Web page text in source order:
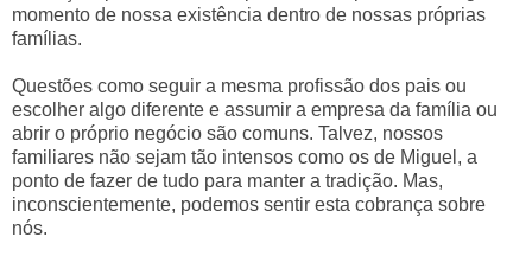
momento de nossa existência dentro de nossas próprias
famílias.
Questões como seguir a mesma profissão dos pais ou
escolher algo diferente e assumir a empresa da família ou
abrir o próprio negócio são comuns. Talvez, nossos
familiares não sejam tão intensos como os de Miguel, a
ponto de fazer de tudo para manter a tradição. Mas,
inconscientemente, podemos sentir esta cobrança sobre
nós.